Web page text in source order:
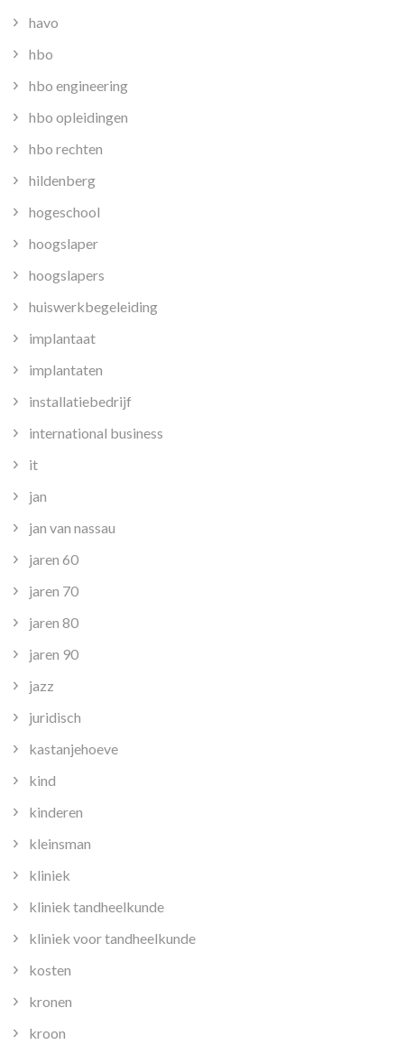
havo
hbo
hbo engineering
hbo opleidingen
hbo rechten
hildenberg
hogeschool
hoogslaper
hoogslapers
huiswerkbegeleiding
implantaat
implantaten
installatiebedrijf
international business
it
jan
jan van nassau
jaren 60
jaren 70
jaren 80
jaren 90
jazz
juridisch
kastanjehoeve
kind
kinderen
kleinsman
kliniek
kliniek tandheelkunde
kliniek voor tandheelkunde
kosten
kronen
kroon